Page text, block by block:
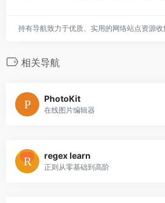
持有导航致力于优质、实用的网络站点资源收
相关导航
PhotoKit
在线图片编辑器
regex learn
正则从零基础到高阶